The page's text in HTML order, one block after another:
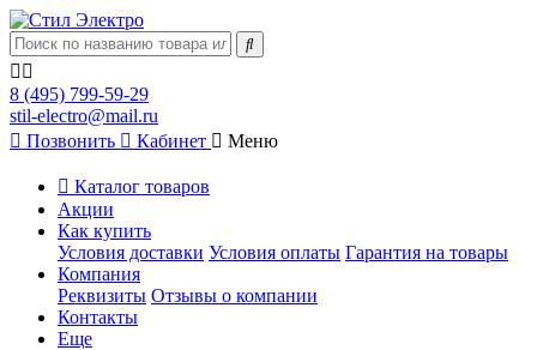
8 (495) 799-59-29
stil-electro@mail.ru
Позвонить
Кабинет Меню
Каталог товаров
Акции
Как купить
Условия доставки Условия оплаты Гарантия на товары
Компания
Реквизиты Отзывы о компании
Контакты
Еще